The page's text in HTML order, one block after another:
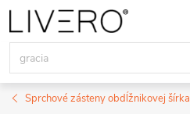
Prejsť
na
obsah
Sprchové zásteny obdĺžnikovej